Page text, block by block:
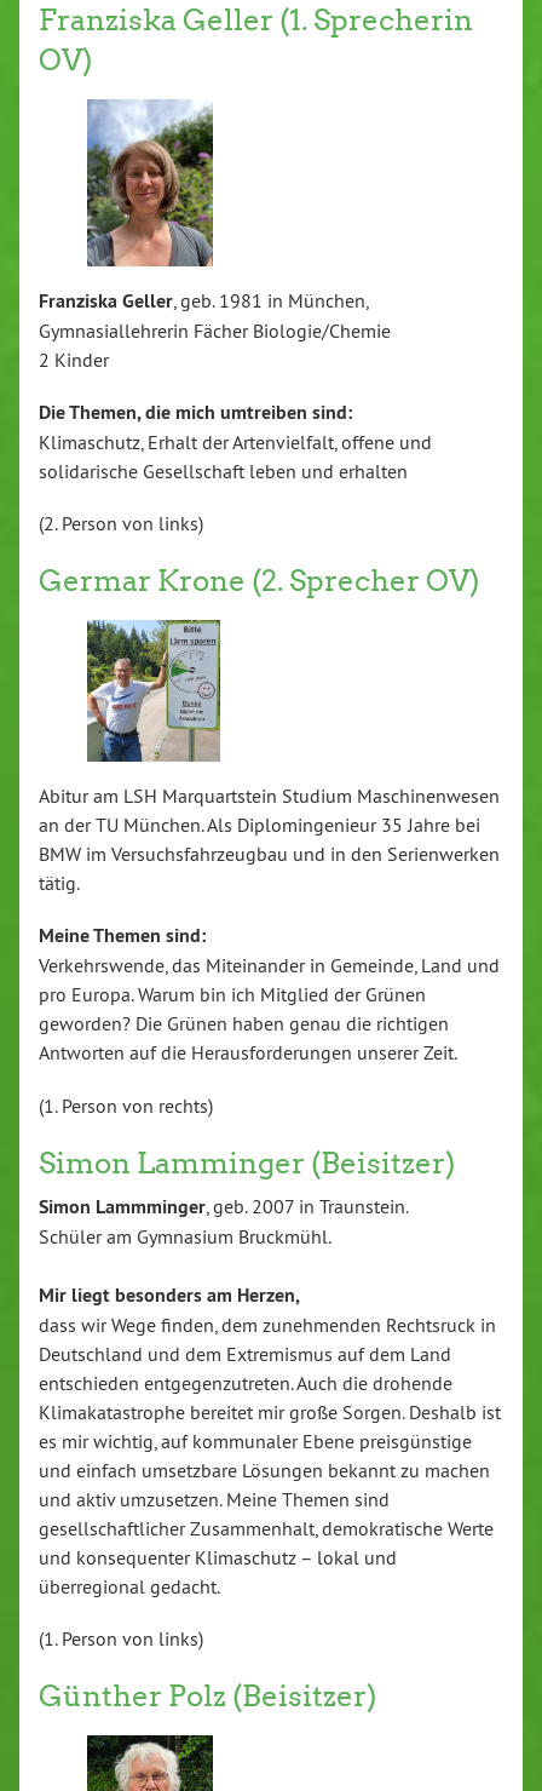
Franziska Geller (1. Sprecherin
OV)
Franziska Geller , geb. 1981 in München,
Gymnasiallehrerin Fächer Biologie/Chemie
2 Kinder
Die Themen, die mich umtreiben sind:
Klimaschutz, Erhalt der Artenvielfalt, offene und
solidarische Gesellschaft leben und erhalten
(2. Person von links)
Germar Krone (2. Sprecher OV)
Abitur am LSH Marquartstein Studium Maschinenwesen
an der TU München. Als Diplomingenieur 35 Jahre bei
BMW im Versuchsfahrzeugbau und in den Serienwerken
tätig.
Meine Themen sind:
Verkehrswende, das Miteinander in Gemeinde, Land und
pro Europa. Warum bin ich Mitglied der Grünen
geworden? Die Grünen haben genau die richtigen
Antworten auf die Herausforderungen unserer Zeit.
(1. Person von rechts)
Simon Lamminger (Beisitzer)
Simon Lammminger, geb. 2007 in Traunstein.
Schüler am Gymnasium Bruckmühl.
Mir liegt besonders am Herzen,
dass wir Wege finden, dem zunehmenden Rechtsruck in
Deutschland und dem Extremismus auf dem Land
entschieden entgegenzutreten. Auch die drohende
Klimakatastrophe bereitet mir große Sorgen. Deshalb ist
es mir wichtig, auf kommunaler Ebene preisgünstige
und einfach umsetzbare Lösungen bekannt zu machen
und aktiv umzusetzen. Meine Themen sind
gesellschaftlicher Zusammenhalt, demokratische Werte
und konsequenter Klimaschutz – lokal und
überregional gedacht.
(1. Person von links)
Günther Polz (Beisitzer)